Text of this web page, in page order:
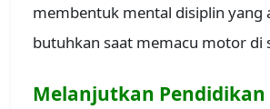
membentuk mental disiplin yang
butuhkan saat memacu motor di
Melanjutkan Pendidikan